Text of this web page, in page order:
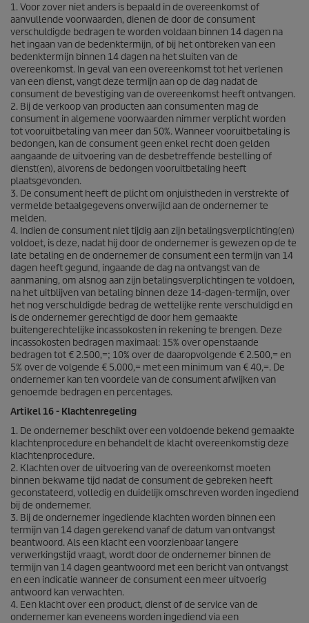
1. Voor zover niet anders is bepaald in de overeenkomst of
aanvullende voorwaarden, dienen de door de consument
verschuldigde bedragen te worden voldaan binnen 14 dagen na
het ingaan van de bedenktermijn, of bij het ontbreken van een
bedenktermijn binnen 14 dagen na het sluiten van de
overeenkomst. In geval van een overeenkomst tot het verlenen
van een dienst, vangt deze termijn aan op de dag nadat de
consument de bevestiging van de overeenkomst heeft ontvangen.
2. Bij de verkoop van producten aan consumenten mag de
consument in algemene voorwaarden nimmer verplicht worden
tot vooruitbetaling van meer dan 50%. Wanneer vooruitbetaling is
bedongen, kan de consument geen enkel recht doen gelden
aangaande de uitvoering van de desbetreffende bestelling of
dienst(en), alvorens de bedongen vooruitbetaling heeft
plaatsgevonden.
3. De consument heeft de plicht om onjuistheden in verstrekte of
vermelde betaalgegevens onverwijld aan de ondernemer te
melden.
4. Indien de consument niet tijdig aan zijn betalingsverplichting(en)
voldoet, is deze, nadat hij door de ondernemer is gewezen op de te
late betaling en de ondernemer de consument een termijn van 14
dagen heeft gegund, ingaande de dag na ontvangst van de
aanmaning, om alsnog aan zijn betalingsverplichtingen te voldoen,
na het uitblijven van betaling binnen deze 14-dagen-termijn, over
het nog verschuldigde bedrag de wettelijke rente verschuldigd en
is de ondernemer gerechtigd de door hem gemaakte
buitengerechtelijke incassokosten in rekening te brengen. Deze
incassokosten bedragen maximaal: 15% over openstaande
bedragen tot € 2.500,=; 10% over de daaropvolgende € 2.500,= en
5% over de volgende € 5.000,= met een minimum van € 40,=. De
ondernemer kan ten voordele van de consument afwijken van
genoemde bedragen en percentages.
Artikel 16 - Klachtenregeling
1. De ondernemer beschikt over een voldoende bekend gemaakte
klachtenprocedure en behandelt de klacht overeenkomstig deze
klachtenprocedure.
2. Klachten over de uitvoering van de overeenkomst moeten
binnen bekwame tijd nadat de consument de gebreken heeft
geconstateerd, volledig en duidelijk omschreven worden ingediend
bij de ondernemer.
3. Bij de ondernemer ingediende klachten worden binnen een
termijn van 14 dagen gerekend vanaf de datum van ontvangst
beantwoord. Als een klacht een voorzienbaar langere
verwerkingstijd vraagt, wordt door de ondernemer binnen de
termijn van 14 dagen geantwoord met een bericht van ontvangst
en een indicatie wanneer de consument een meer uitvoerig
antwoord kan verwachten.
4. Een klacht over een product, dienst of de service van de
ondernemer kan eveneens worden ingediend via een